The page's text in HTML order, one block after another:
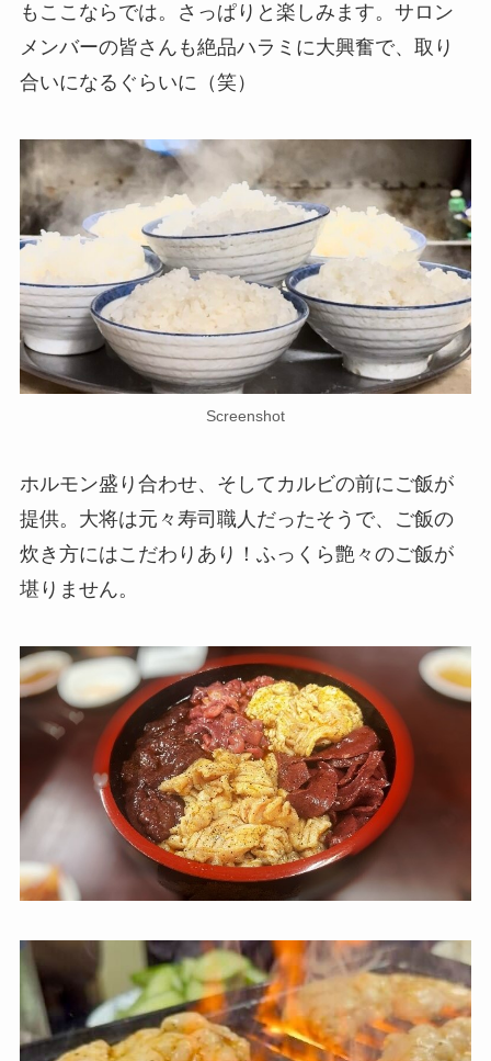
もここならでは。さっぱりと楽しみます。サロン
メンバーの皆さんも絶品ハラミに大興奮で、取り
合いになるぐらいに（笑）
Screenshot
ホルモン盛り合わせ、そしてカルビの前にご飯が
提供。大将は元々寿司職人だったそうで、ご飯の
炊き方にはこだわりあり！ふっくら艶々のご飯が
堪りません。